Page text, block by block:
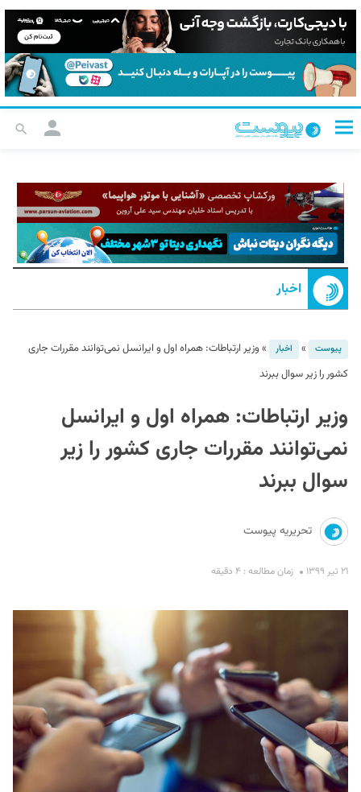
اخبار
پیوست » اخبار » وزیر ارتباطات: همراه اول و ایرانسل نمی‌توانند مقررات جاری
کشور را زیر سوال ببرند
وزیر ارتباطات: همراه اول و ایرانسل
نمی‌توانند مقررات جاری کشور را زیر
سوال ببرند
تحریریه پیوست
۲۱ تیر ۱۳۹۹ زمان مطالعه : ۴ دقیقه